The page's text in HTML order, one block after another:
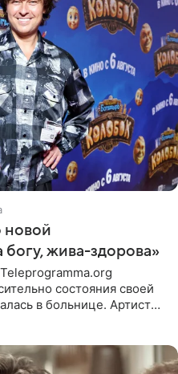
новой
жива-здорова»
состояния своей
в больнице. Артист